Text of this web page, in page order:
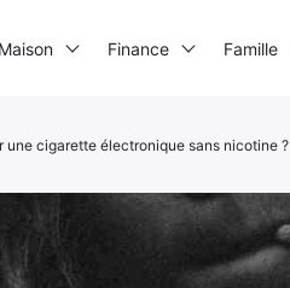
une cigarette électronique sans nicotine ?
Maison
Imprimante 3D
Electrogène
Finance Famille